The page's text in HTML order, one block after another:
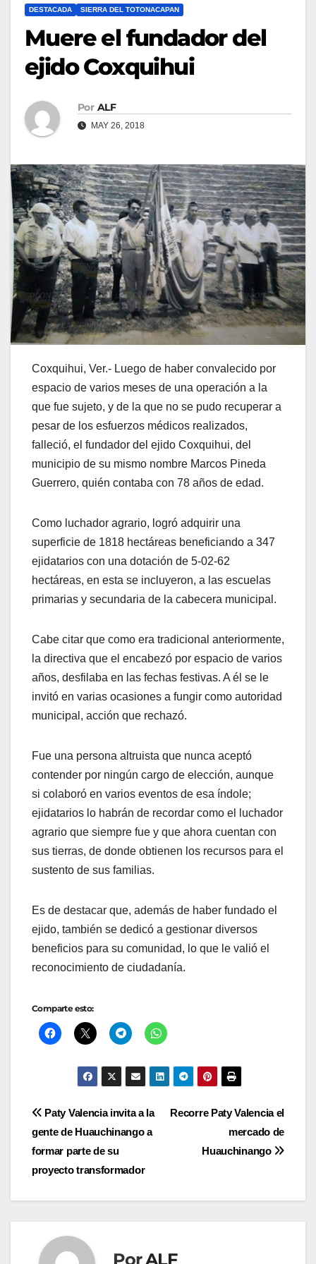
DESTACADA SIERRA DEL TOTONACAPAN
Muere el fundador del
ejido Coxquihui
Por ALF
MAY 26, 2018
Coxquihui, Ver.- Luego de haber convalecido por
espacio de varios meses de una operación a la
que fue sujeto, y de la que no se pudo recuperar a
pesar de los esfuerzos médicos realizados,
falleció, el fundador del ejido Coxquihui, del
municipio de su mismo nombre Marcos Pineda
Guerrero, quién contaba con 78 años de edad.
Como luchador agrario, logró adquirir una
superficie de 1818 hectáreas beneficiando a 347
ejidatarios con una dotación de 5-02-62
hectáreas, en esta se incluyeron, a las escuelas
primarias y secundaria de la cabecera municipal.
Cabe citar que como era tradicional anteriormente,
la directiva que el encabezó por espacio de varios
años, desfilaba en las fechas festivas. A él se le
invitó en varias ocasiones a fungir como autoridad
municipal, acción que rechazó.
Fue una persona altruista que nunca aceptó
contender por ningún cargo de elección, aunque
si colaboró en varios eventos de esa índole;
ejidatarios lo habrán de recordar como el luchador
agrario que siempre fue y que ahora cuentan con
sus tierras, de donde obtienen los recursos para el
sustento de sus familias.
Es de destacar que, además de haber fundado el
ejido, también se dedicó a gestionar diversos
beneficios para su comunidad, lo que le valió el
reconocimiento de ciudadanía.
Comparte esto:
Navegación
de
entradas
Recorre Paty Valencia el
mercado de
Huauchinango
Paty Valencia invita a la
gente de Huauchinango a
formar parte de su
proyecto transformador
PorALF